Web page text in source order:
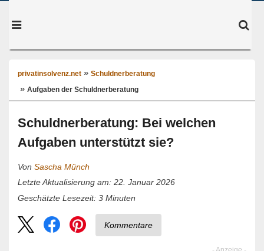
privatinsolvenz.net
Schuldnerberatung
Aufgaben der Schuldnerberatung
Schuldnerberatung: Bei welchen
Aufgaben unterstützt sie?
Von Sascha Münch
Letzte Aktualisierung am: 22. Januar 2026
Geschätzte Lesezeit: 3 Minuten
Kommentare